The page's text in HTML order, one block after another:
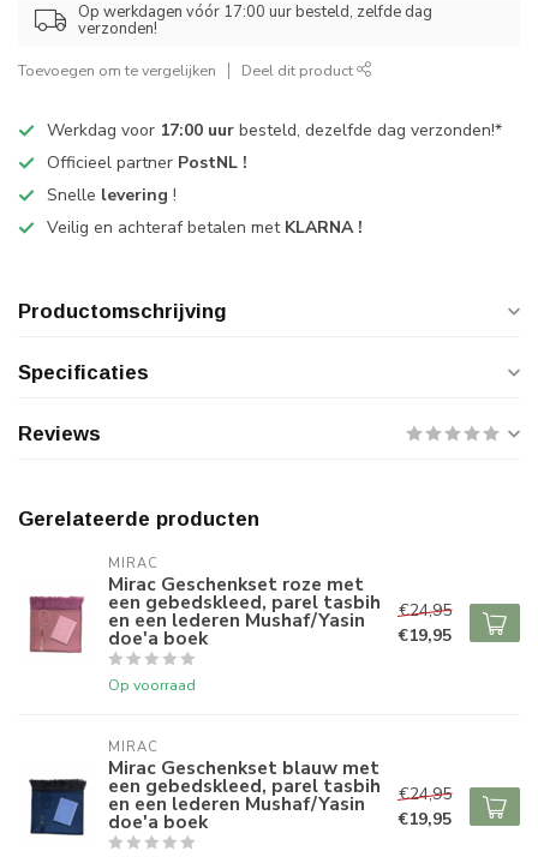
Op werkdagen vóór 17:00 uur besteld, zelfde dag
verzonden!
Toevoegen om te vergelijken Deel dit product
Werkdag voor 17:00 uur besteld, dezelfde dag verzonden!*
Officieel partner PostNL !
Snelle levering !
Veilig en achteraf betalen met KLARNA !
Productomschrijving
Specificaties
Reviews
Gerelateerde producten
MIRAC
Mirac Geschenkset roze met
een gebedskleed, parel tasbih
en een lederen Mushaf/Yasin
doe'a boek
Op voorraad
€24,95
€19,95
MIRAC
Mirac Geschenkset blauw met
een gebedskleed, parel tasbih
en een lederen Mushaf/Yasin
doe'a boek
€24,95
€19,95